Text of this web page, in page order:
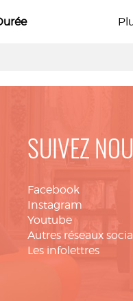
SUIVEZ
Facebook
Instagram
Youtube
Autres réseaux
Les infolettres